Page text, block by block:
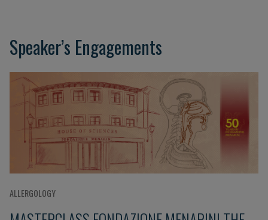
Speaker’s Engagements
ALLERGOLOGY